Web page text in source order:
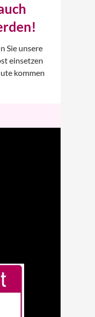
Sie unsere
einsetzen
kommen